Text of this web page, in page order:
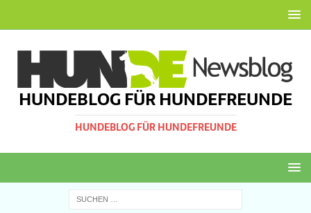
HUNDEBLOG FÜR HUNDEFREUNDE
HUNDEBLOG FÜR HUNDEFREUNDE